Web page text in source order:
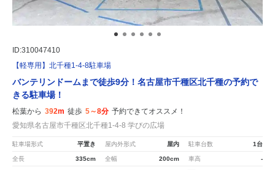
ID:310047410
【軽専用】北千種1-4-8駐車場
バンテリンドームまで徒歩9分！名古屋市千種区北千種の予約で
きる駐車場！
松葉から 392m 徒歩 5～8分 予約できてオススメ！
愛知県名古屋市千種区北千種1-4-8 学びの広場
駐車場形式 平置き 屋内外形式 屋内 駐車台数 1台
全長 335cm 全幅 200cm 車高 -